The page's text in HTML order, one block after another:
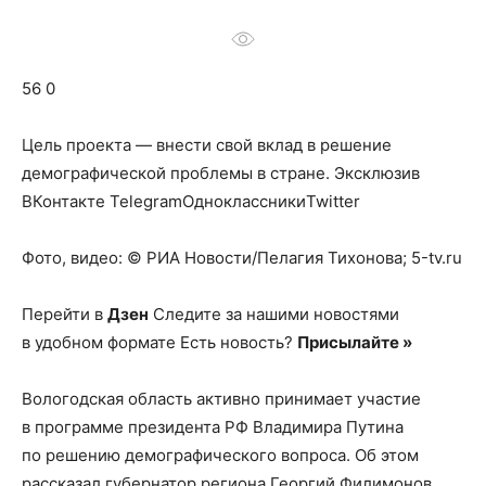
56 0
Цель проекта — внести свой вклад в решение
демографической проблемы в стране. Эксклюзив
ВКонтакте TelegramОдноклассникиTwitter
Фото, видео: © РИА Новости/Пелагия Тихонова; 5-tv.ru
Перейти в Дзен Следите за нашими новостями
в удобном формате Есть новость? Присылайте »
Вологодская область активно принимает участие
в программе президента РФ Владимира Путина
по решению демографического вопроса. Об этом